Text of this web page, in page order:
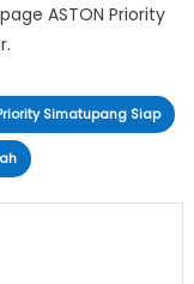
ASTON Priority
Simatupang Siap